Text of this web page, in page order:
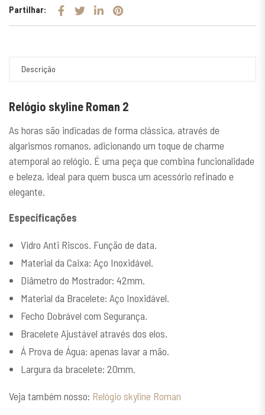
Partilhar:
Descrição
Relógio skyline Roman 2
As horas são indicadas de forma clássica, através de
algarismos romanos, adicionando um toque de charme
atemporal ao relógio. É uma peça que combina funcionalidade
e beleza, ideal para quem busca um acessório refinado e
elegante.
Especificações
Vidro Anti Riscos. Função de data.
Material da Caixa: Aço Inoxidável.
Diâmetro do Mostrador: 42mm.
Material da Bracelete: Aço Inoxidável.
Fecho Dobrável com Segurança.
Bracelete Ajustável através dos elos.
Á Prova de Água: apenas lavar a mão.
Largura da bracelete: 20mm.
Veja também nosso: Relógio skyline Roman